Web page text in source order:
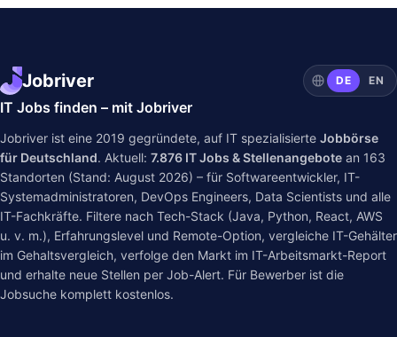
Jobriver DE EN
IT Jobs finden – mit Jobriver
Jobriver ist eine 2019 gegründete, auf IT spezialisierte Jobbörse
für Deutschland. Aktuell: 7.876 IT Jobs & Stellenangebote an 163
Standorten (Stand: August 2026) – für Softwareentwickler, IT-
Systemadministratoren, DevOps Engineers, Data Scientists und alle
IT-Fachkräfte. Filtere nach Tech-Stack (Java, Python, React, AWS
u. v. m.), Erfahrungslevel und Remote-Option, vergleiche IT-Gehälter
im Gehaltsvergleich, verfolge den Markt im IT-Arbeitsmarkt-Report
und erhalte neue Stellen per Job-Alert. Für Bewerber ist die
Jobsuche komplett kostenlos.